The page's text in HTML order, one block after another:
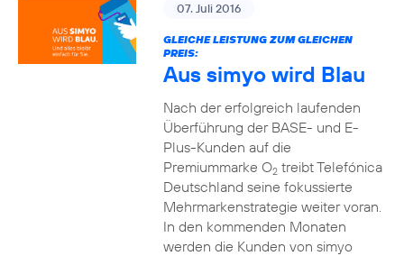
07. Juli 2016
GLEICHE LEISTUNG ZUM GLEICHEN
PREIS:
Aus simyo wird Blau
Nach der erfolgreich laufenden
Überführung der BASE- und E-
Plus-Kunden auf die
Premiummarke O2treibt Telefónica
Deutschland seine fokussierte
Mehrmarkenstrategie weiter voran.
In den kommenden Monaten
werden die Kunden von simyo